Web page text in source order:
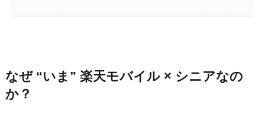
なぜ “いま” 楽天モバイル × シニアなの
か？